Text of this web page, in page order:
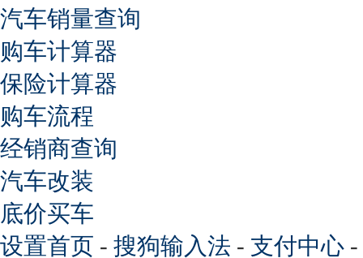
汽车销量查询
购车计算器
保险计算器
购车流程
经销商查询
汽车改装
底价买车
设置首页 - 搜狗输入法 - 支付中心 -